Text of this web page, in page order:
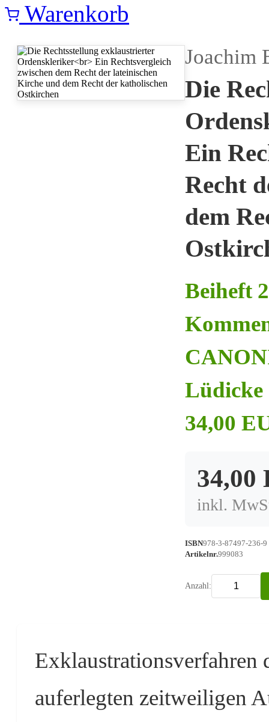
Warenkorb
Joachim
Die
Ein
Recht
dem
Beiheft
Lüdicke
34,00
34,00
inkl.
ISBN978-3-87497-236-9
Artikelnr.999083
Anzahl:
auferlegten zeitweiligen